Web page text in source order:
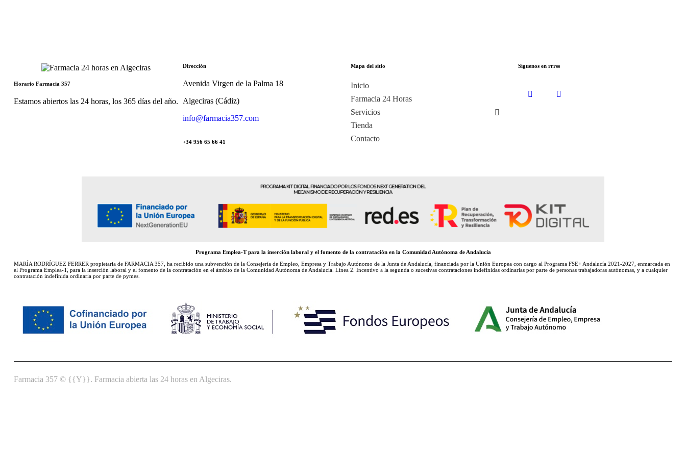
Horario Farmacia 357
Estamos abiertos las 24 horas, los 365 días del año.
Dirección
Avenida Virgen de la Palma 18
Algeciras (Cádiz)
info@farmacia357.com
+34 956 65 66 41
Mapa del sitio
Inicio
Farmacia 24 Horas
Servicios
Tienda
Contacto
Síguenos en rrrss
Programa Emplea-T para la inserción laboral y el fomento de la contratación en la Comunidad Autónoma de Andalucía
MARÍA RODRÍGUEZ FERRER propietaria de FARMACIA 357, ha recibido una subvención de la Consejería de Empleo, Empresa y Trabajo Autónomo de la Junta de Andalucía, financiada por la Unión Europea con cargo al Programa FSE+ Andalucía 2021-2027, enmarcada en
el Programa Emplea-T, para la inserción laboral y el fomento de la contratación en el ámbito de la Comunidad Autónoma de Andalucía. Línea 2. Incentivo a la segunda o sucesivas contrataciones indefinidas ordinarias por parte de personas trabajadoras autónomas, y a cualquier
contratación indefinida ordinaria por parte de pymes.
Farmacia 357 © {{Y}}. Farmacia abierta las 24 horas en Algeciras.